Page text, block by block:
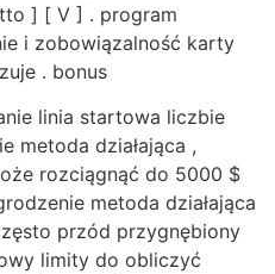
] [ V ] . program
i zobowiązalność karty
. bonus
linia startowa liczbie
metoda działająca ,
rozciągnąć do 5000 $
metoda działająca
przód przygnębiony
limity do obliczyć